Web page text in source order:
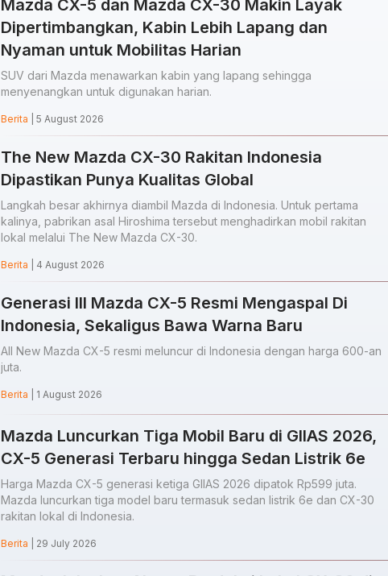
Mazda CX-5 dan Mazda CX-30 Makin Layak
Dipertimbangkan, Kabin Lebih Lapang dan
Nyaman untuk Mobilitas Harian
SUV dari Mazda menawarkan kabin yang lapang sehingga
menyenangkan untuk digunakan harian.
Berita | 5 August 2026
The New Mazda CX-30 Rakitan Indonesia
Dipastikan Punya Kualitas Global
Langkah besar akhirnya diambil Mazda di Indonesia. Untuk pertama
kalinya, pabrikan asal Hiroshima tersebut menghadirkan mobil rakitan
lokal melalui The New Mazda CX-30.
Berita | 4 August 2026
Generasi III Mazda CX-5 Resmi Mengaspal Di
Indonesia, Sekaligus Bawa Warna Baru
All New Mazda CX-5 resmi meluncur di Indonesia dengan harga 600-an
juta.
Berita | 1 August 2026
Mazda Luncurkan Tiga Mobil Baru di GIIAS 2026,
CX-5 Generasi Terbaru hingga Sedan Listrik 6e
Harga Mazda CX-5 generasi ketiga GIIAS 2026 dipatok Rp599 juta.
Mazda luncurkan tiga model baru termasuk sedan listrik 6e dan CX-30
rakitan lokal di Indonesia.
Berita | 29 July 2026